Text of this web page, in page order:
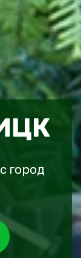
город